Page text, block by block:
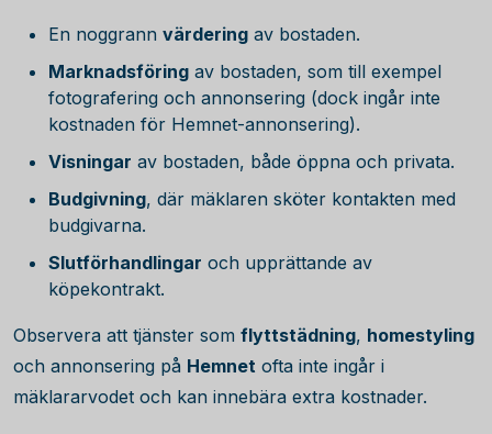
En noggrann värdering av bostaden.
Marknadsföring av bostaden, som till exempel
fotografering och annonsering (dock ingår inte
kostnaden för Hemnet-annonsering).
Visningar av bostaden, både öppna och privata.
Budgivning, där mäklaren sköter kontakten med
budgivarna.
Slutförhandlingar och upprättande av
köpekontrakt.
Observera att tjänster som flyttstädning, homestyling
och annonsering på Hemnet ofta inte ingår i
mäklararvodet och kan innebära extra kostnader.